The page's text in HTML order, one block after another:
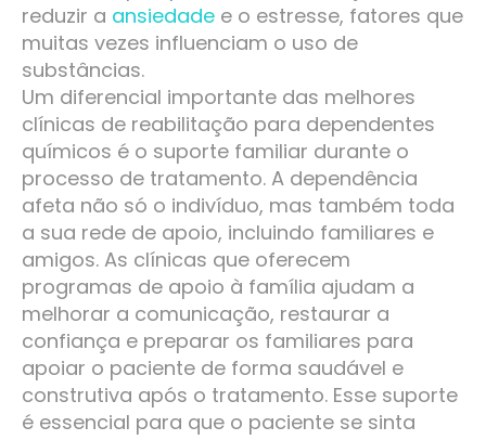
reduzir a ansiedade e o estresse, fatores que
muitas vezes influenciam o uso de
substâncias.
Um diferencial importante das melhores
clínicas de reabilitação para dependentes
químicos é o suporte familiar durante o
processo de tratamento. A dependência
afeta não só o indivíduo, mas também toda
a sua rede de apoio, incluindo familiares e
amigos. As clínicas que oferecem
programas de apoio à família ajudam a
melhorar a comunicação, restaurar a
confiança e preparar os familiares para
apoiar o paciente de forma saudável e
construtiva após o tratamento. Esse suporte
é essencial para que o paciente se sinta